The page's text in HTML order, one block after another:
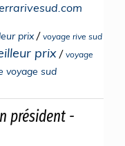
prix/ voyage rive sud
prix/ voyage
voyage sud
président -